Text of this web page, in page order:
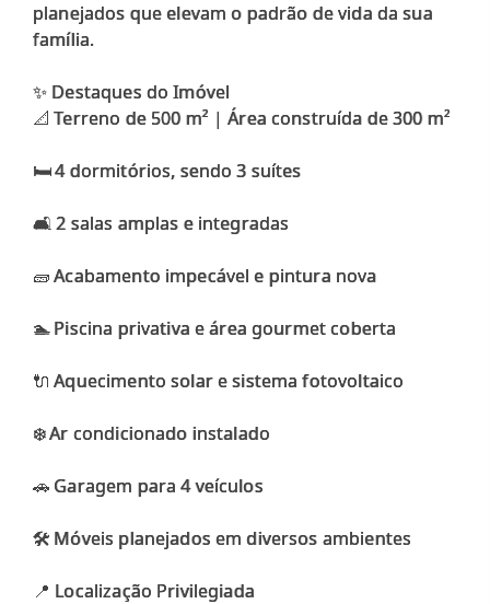
planejados que elevam o padrão de vida da sua
família.
✨ Destaques do Imóvel
📐 Terreno de 500 m² | Área construída de 300 m²
🛏️ 4 dormitórios, sendo 3 suítes
🛋️ 2 salas amplas e integradas
🧱 Acabamento impecável e pintura nova
🏊 Piscina privativa e área gourmet coberta
🔌 Aquecimento solar e sistema fotovoltaico
❄️ Ar condicionado instalado
🚗 Garagem para 4 veículos
🛠️ Móveis planejados em diversos ambientes
📍 Localização Privilegiada